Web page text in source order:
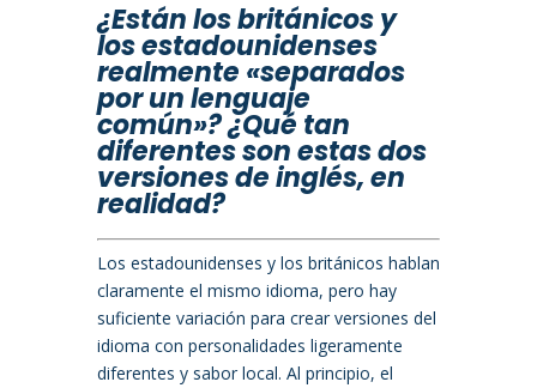
¿Están los británicos y
los estadounidenses
realmente «separados
por un lenguaje
común»? ¿Qué tan
diferentes son estas dos
versiones de inglés, en
realidad?
Los estadounidenses y los británicos hablan
claramente el mismo idioma, pero hay
suficiente variación para crear versiones del
idioma con personalidades ligeramente
diferentes y sabor local. Al principio, el